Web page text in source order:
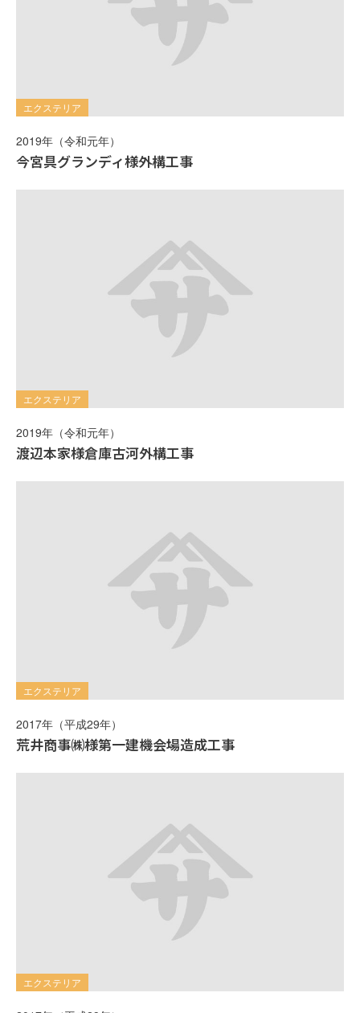
エクステリア
2019年（令和元年）
今宮具グランディ様外構工事
エクステリア
2019年（令和元年）
渡辺本家様倉庫古河外構工事
エクステリア
2017年（平成29年）
荒井商事㈱様第一建機会場造成工事
エクステリア